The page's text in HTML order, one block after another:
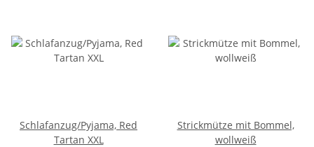
Schlafanzug/Pyjama, Red
Tartan XXL
Strickmütze mit Bommel,
wollweiß